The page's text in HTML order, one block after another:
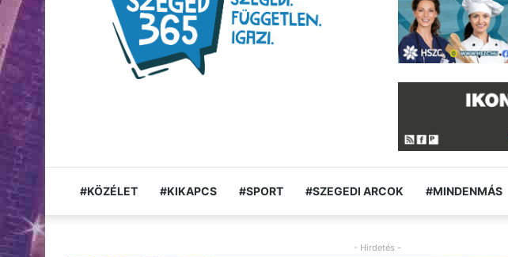
#KÖZÉLET #KIKAPCS #SPORT #SZEGEDI ARCOK #MINDENMÁS
- Hirdetés -